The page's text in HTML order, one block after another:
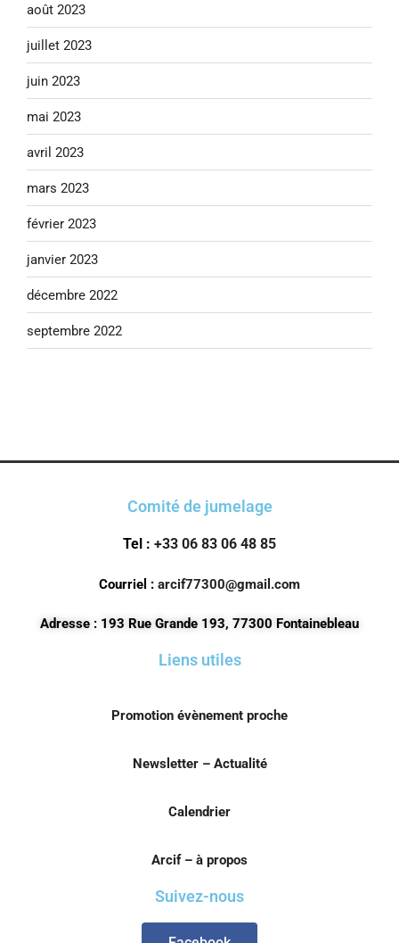
août 2023
juillet 2023
juin 2023
mai 2023
avril 2023
mars 2023
février 2023
janvier 2023
décembre 2022
septembre 2022
Comité de jumelage
Tel : +33 06 83 06 48 85
Courriel : arcif77300@gmail.com
Adresse : 193 Rue Grande 193, 77300 Fontainebleau
Liens utiles
Promotion évènement proche
Newsletter – Actualité
Calendrier
Arcif – à propos
Suivez-nous